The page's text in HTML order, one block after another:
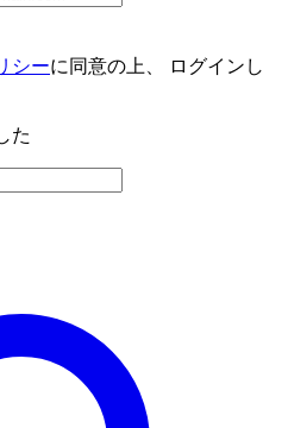
シーに同意の上、 ログインし
た